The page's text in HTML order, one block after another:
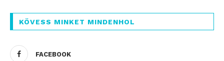
KÖVESS MINKET MINDENHOL
FACEBOOK